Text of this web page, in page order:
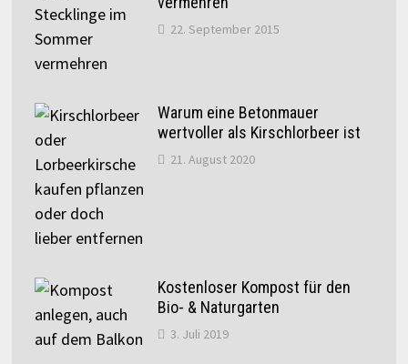
22. September 2015
Warum eine Betonmauer
wertvoller als Kirschlorbeer ist
21. August 2020
Kostenloser Kompost für den
Bio- & Naturgarten
3. Juli 2019